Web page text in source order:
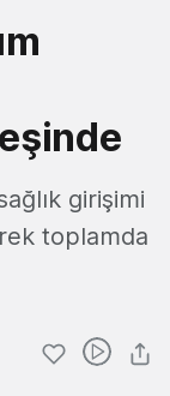
girişimi
toplamda